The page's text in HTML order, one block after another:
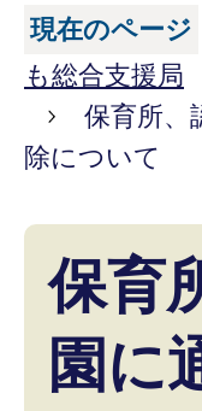
現在のページ
も総合支援局
保育所、
除について
保育
園に